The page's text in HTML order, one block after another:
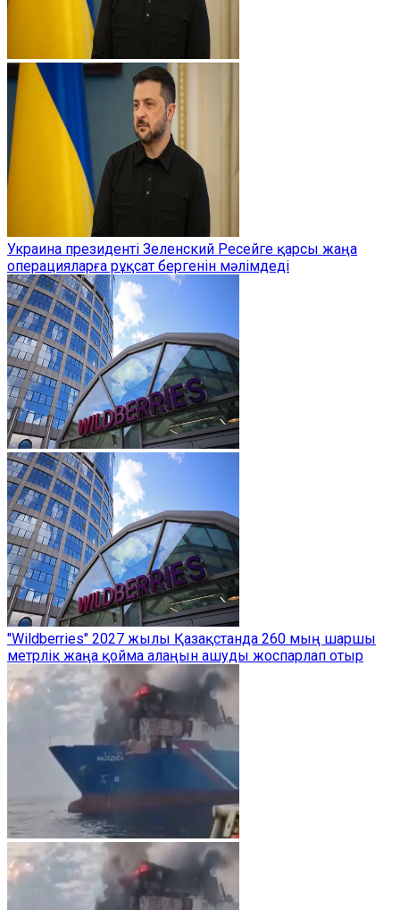
Украина президенті Зеленский Ресейге қарсы жаңа
операцияларға рұқсат бергенін мәлімдеді
"Wildberries" 2027 жылы Қазақстанда 260 мың шаршы
метрлік жаңа қойма алаңын ашуды жоспарлап отыр